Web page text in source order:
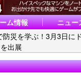
ム情報 ニュー
防災を学ぶ！3月3日に
出展